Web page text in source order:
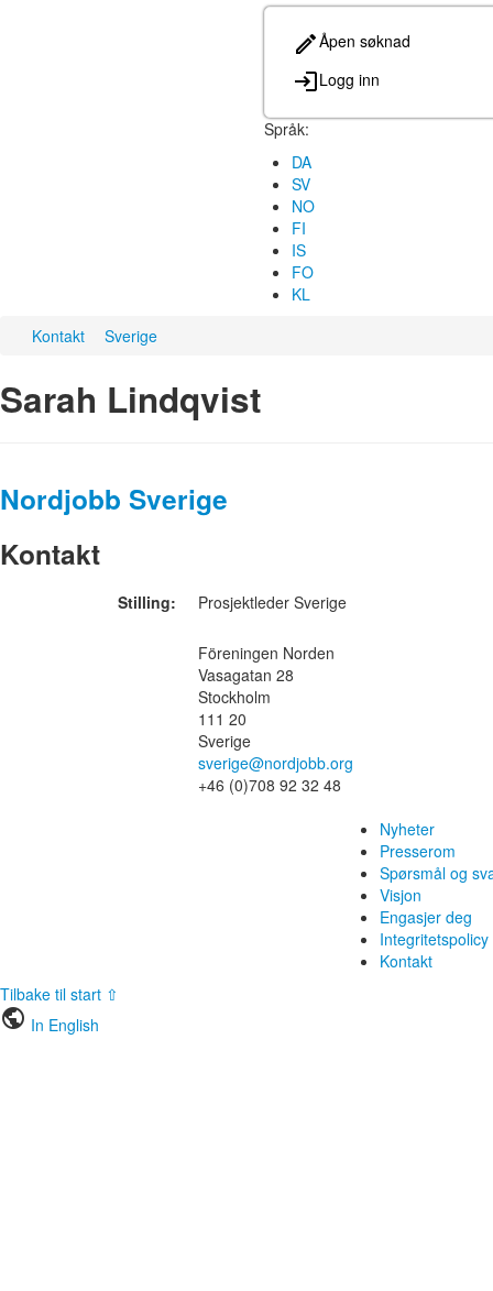
Åpen søknad
Logg inn
Språk:
DA
SV
NO
FI
IS
FO
KL
Kontakt
Sverige
Sarah Lindqvist
Nordjobb Sverige
Kontakt
Stilling: Prosjektleder Sverige
Föreningen Norden
Vasagatan 28
Stockholm
111 20
Sverige
sverige@nordjobb.org
+46 (0)708 92 32 48
Nyheter
Presserom
Spørsmål og
Visjon
Engasjer deg
Integritetspolicy
Kontakt
Tilbake til start ⇧
public In English